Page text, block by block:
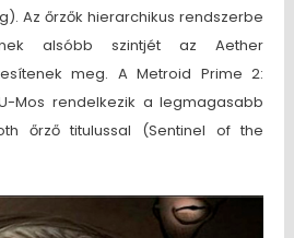
Az őrzők hierarchikus rendszerbe
alsóbb szintjét az Aether
meg. A Metroid Prime 2:
Mos rendelkezik a legmagasabb
őrző titulussal (Sentinel of the